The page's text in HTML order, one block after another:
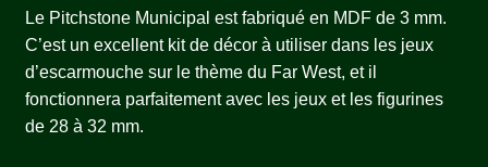
Le Pitchstone Municipal est fabriqué en MDF de 3 mm.
C’est un excellent kit de décor à utiliser dans les jeux
d’escarmouche sur le thème du Far West, et il
fonctionnera parfaitement avec les jeux et les figurines
de 28 à 32 mm.